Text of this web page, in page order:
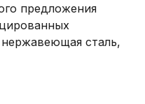
предложения
сталь,